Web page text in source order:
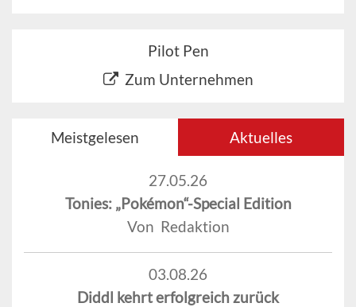
Pilot Pen
Zum Unternehmen
Meistgelesen Aktuelles
27.05.26
Tonies: „Pokémon“-Special Edition
Von Redaktion
03.08.26
Diddl kehrt erfolgreich zurück